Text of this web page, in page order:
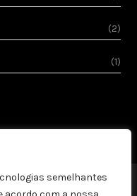
semelhantes
(2)
(1)
reservados!